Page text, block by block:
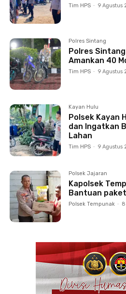
Tim HPS - 9 Agustus
Polres Sintang
Polres
Amankan 40
Tim HPS - 9 Agustus
Kayan Hulu
Polsek Kayan
dan Ingatkan
Lahan
Tim HPS - 9 Agustus
Polsek Jajaran
Kapolsek
Bantuan
Polsek Tempunak -